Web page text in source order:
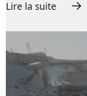
Lire la suite